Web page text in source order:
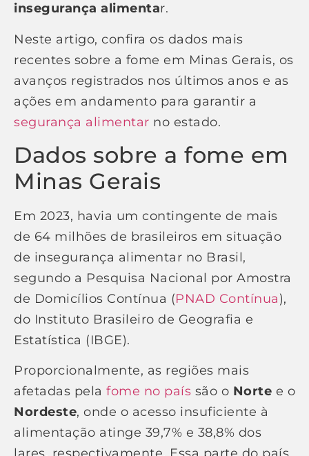
insegurança alimentar.
Neste artigo, confira os dados mais
recentes sobre a fome em Minas Gerais, os
avanços registrados nos últimos anos e as
ações em andamento para garantir a
segurança alimentar no estado.
Dados sobre a fome em
Minas Gerais
Em 2023, havia um contingente de mais
de 64 milhões de brasileiros em situação
de insegurança alimentar no Brasil,
segundo a Pesquisa Nacional por Amostra
de Domicílios Contínua (PNAD Contínua),
do Instituto Brasileiro de Geografia e
Estatística (IBGE).
Proporcionalmente, as regiões mais
afetadas pela fome no país são o Norte e o
Nordeste, onde o acesso insuficiente à
alimentação atinge 39,7% e 38,8% dos